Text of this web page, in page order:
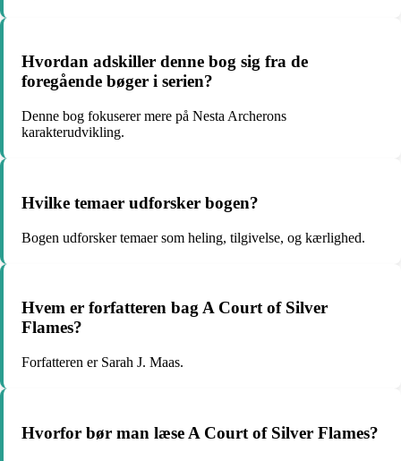
Hvordan adskiller denne bog sig fra de
foregående bøger i serien?
Denne bog fokuserer mere på Nesta Archerons
karakterudvikling.
Hvilke temaer udforsker bogen?
Bogen udforsker temaer som heling, tilgivelse, og kærlighed.
Hvem er forfatteren bag A Court of Silver
Flames?
Forfatteren er Sarah J. Maas.
Hvorfor bør man læse A Court of Silver Flames?